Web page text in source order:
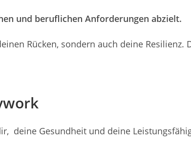
und beruflichen Anforderungen abzielt.
Rücken, sondern auch deine
deine Gesundheit und deine